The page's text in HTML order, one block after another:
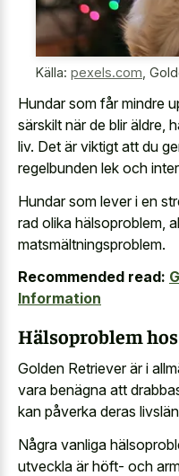
Källa: pexels.com
Hundar som får mindre
särskilt när de blir äldre,
liv. Det är viktigt att du
regelbunden lek och
Hundar som lever i en
rad olika hälsoproblem,
matsmältningsproblem.
Recommended read:
Information
Hälsoproblem
Golden Retriever är i
vara benägna att
kan påverka deras
Några vanliga
utveckla är höft- och